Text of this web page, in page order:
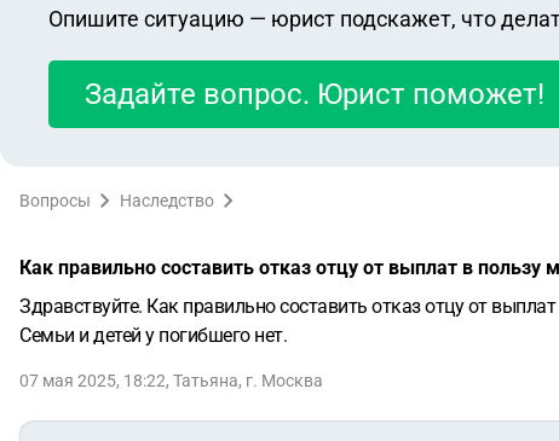
Опишите ситуацию — юрист подскажет, что
Задайте вопрос. Юрист поможет!
Вопросы Наследство
Как правильно составить отказ отцу от выплат в
Здравствуйте. Как правильно составить отказ отцу от
Семьи и детей у погибшего нет.
07 мая 2025, 18:22, Татьяна, г. Москва